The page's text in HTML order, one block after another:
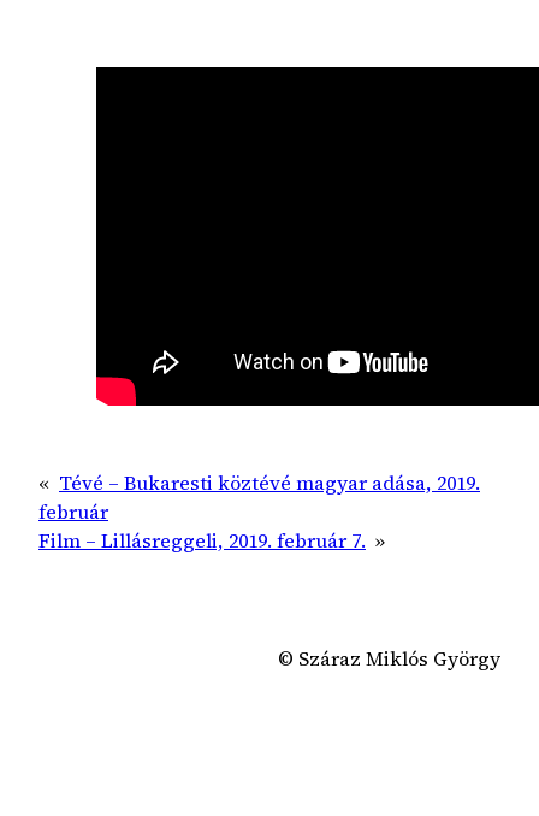
« Tévé – Bukaresti köztévé magyar adása, 2019.
február
Film – Lillásreggeli, 2019. február 7. »
© Száraz Miklós György